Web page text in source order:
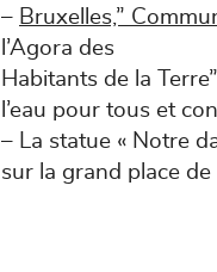
– Bruxelles,”
l’Agora des
Habitants de la
l’eau pour tous et
– La statue « Notre
sur la grand place